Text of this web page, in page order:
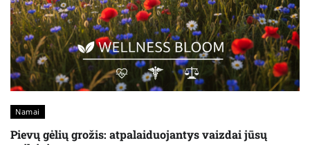
Namai
Pievų gėlių grožis: atpalaiduojantys vaizdai jūsų